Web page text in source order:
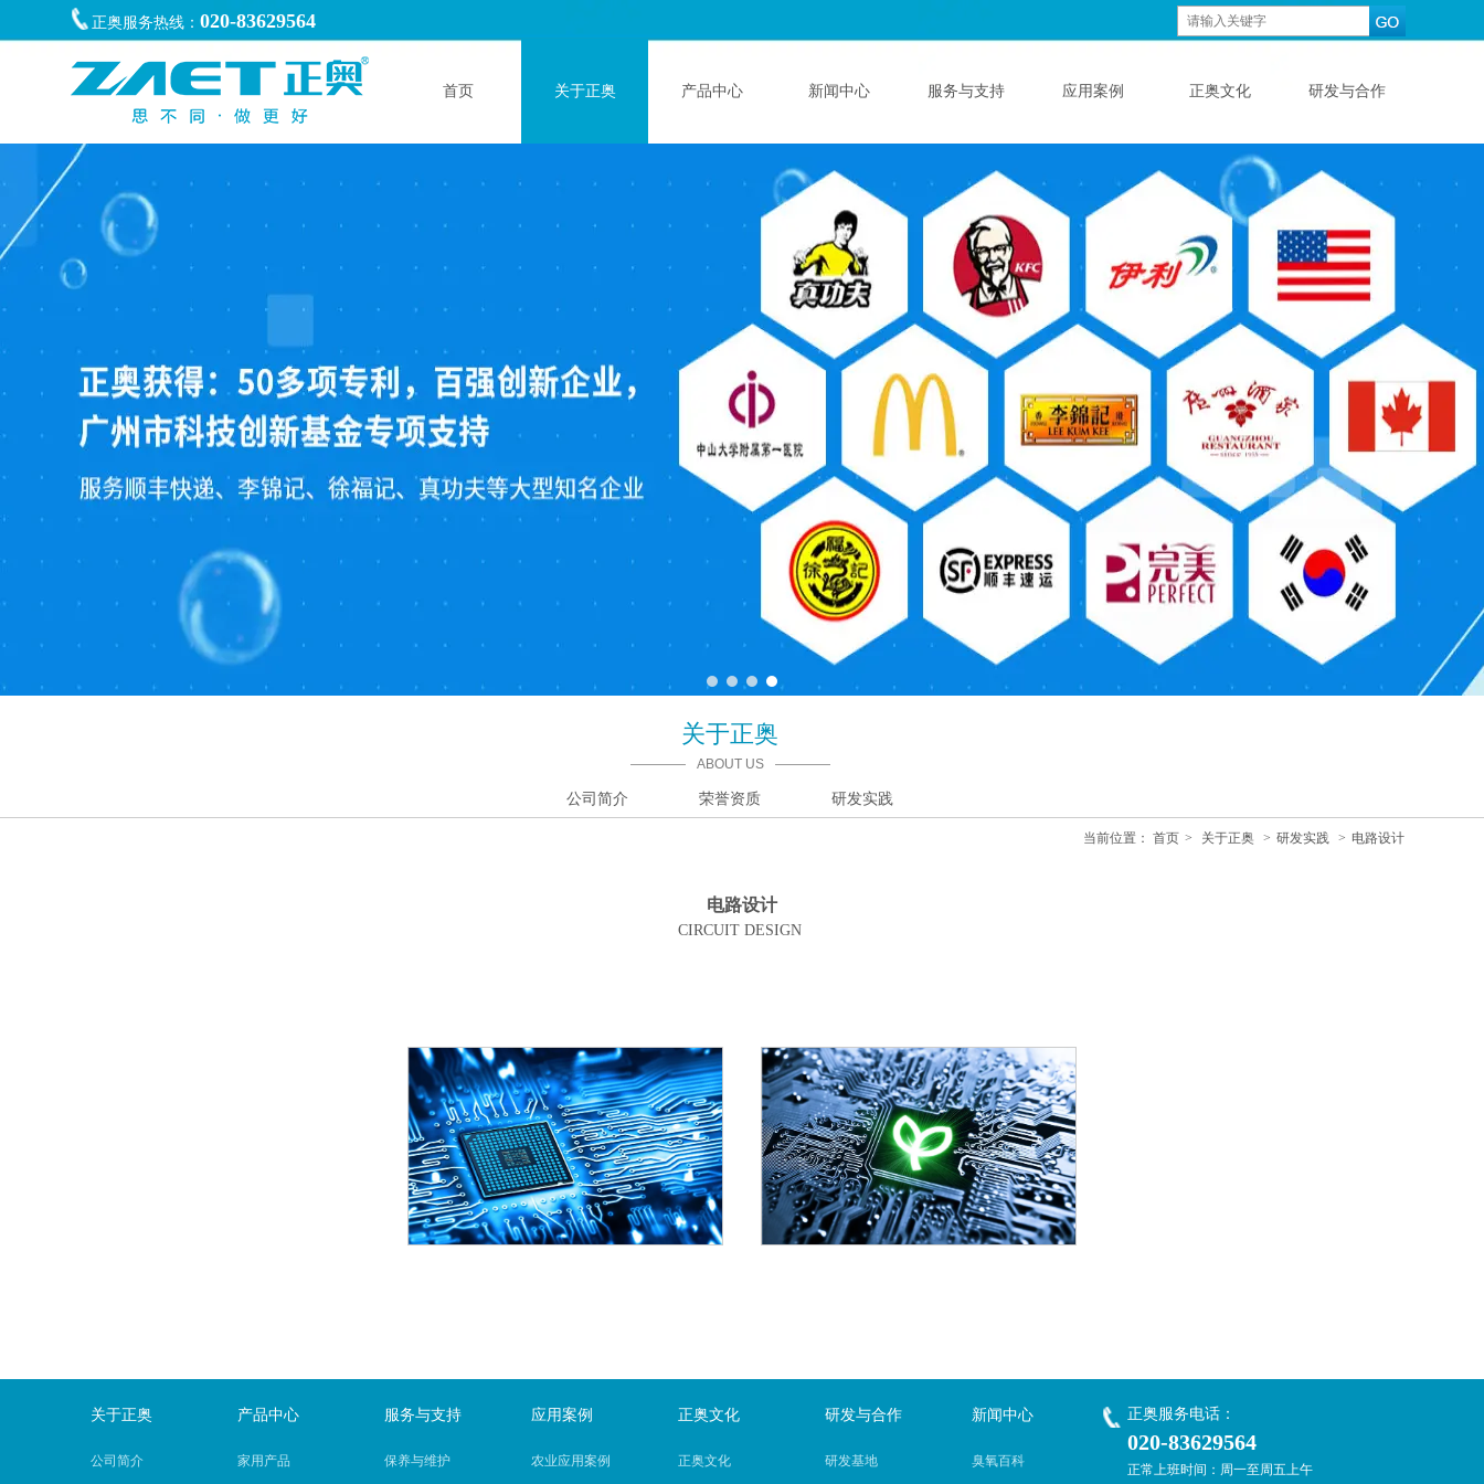
正奥服务热线： 020-83629564
关于正奥
ABOUT US
公司简介 荣誉资质 研发实践
首页 关于正奥 产品中心 新闻中心 服务与支持 应用案例 正奥文化 研发与合作
1 3
当前位置： 首页 > 关于正奥 > 研发实践 > 电路设计
电路设计
CIRCUIT DESIGN
正奥服务电话：
020-83629564
正常上班时间：周一至周五上午
关于正奥
公司简介
产品中心
家用产品
服务与支持
保养与维护
应用案例
农业应用案例
正奥文化
正奥文化
研发与合作
研发基地
新闻中心
臭氧百科